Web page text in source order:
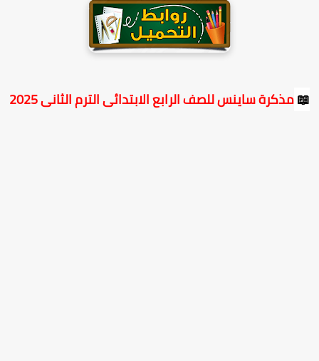
مذكرة ساينس للصف الرابع الابتدائى الترم الثانى 2025